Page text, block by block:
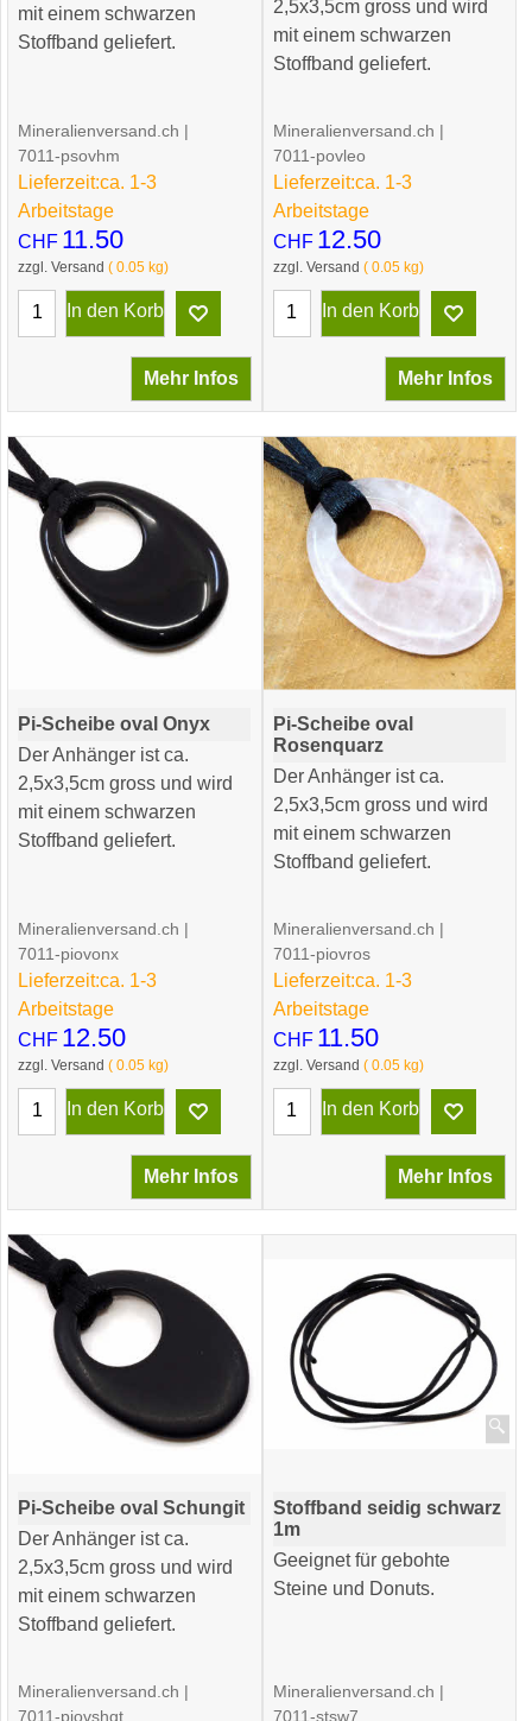
mit einem schwarzen
Stoffband geliefert.
CHF 11.50
zzgl. Versand 0.05 kg
Mineralienversand.ch
7011-psovhm
Lieferzeit:ca. 1-3
Arbeitstage
In den Korb
Mehr Infos
2,5x3,5cm gross und wird
mit einem schwarzen
Stoffband geliefert.
CHF 12.50
zzgl. Versand 0.05kg
Mineralienversand.ch
7011-povleo
Lieferzeit:ca. 1-3
Arbeitstage
In den Korb
Mehr Infos
Pi-Scheibe oval Onyx
Der Anhänger ist ca.
2,5x3,5cm gross und wird
mit einem schwarzen
Stoffband geliefert.
CHF 12.50
zzgl. Versand 0.05 kg
Mineralienversand.ch
7011-piovonx
Lieferzeit:ca. 1-3
Arbeitstage
In den Korb
Mehr Infos
Pi-Scheibe oval
Rosenquarz
Der Anhänger ist ca.
2,5x3,5cm gross und wird
mit einem schwarzen
Stoffband geliefert.
CHF 11.50
zzgl. Versand 0.05kg
Mineralienversand.ch
7011-piovros
Lieferzeit:ca. 1-3
Arbeitstage
In den Korb
Mehr Infos
Pi-Scheibe oval Schungit
Der Anhänger ist ca.
2,5x3,5cm gross und wird
mit einem schwarzen
Stoffband geliefert.
Mineralienversand.ch
7011-piovshgt
Stoffband seidig schwarz
1m
Geeignet für gebohte
Steine und Donuts.
Mineralienversand.ch
7011-stsw7